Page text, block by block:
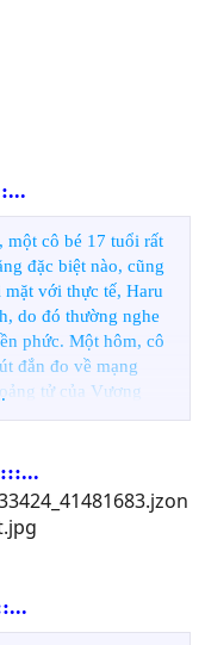
một cô bé 17 tuổi rất
đặc biệt nào, cũng
với thực tế, Haru
do đó thường nghe
phức. Một hôm, cô
đắn đo về mạng
tử của Vương